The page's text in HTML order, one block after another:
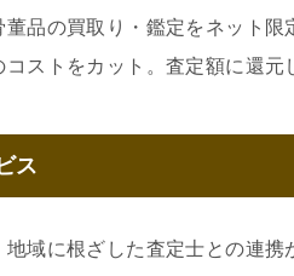
品の買取り・鑑定をネット
ストをカット。査定額に還元
ス
域に根ざした査定士との連